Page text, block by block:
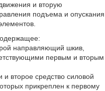
и вторую
подъема и опускания
направляющий шкив,
первым и вторым
и второе средство силовой
прикреплен к первому